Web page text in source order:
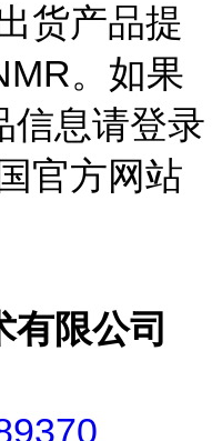
货产品提
。如果
信息请登录
官方网站
限公司